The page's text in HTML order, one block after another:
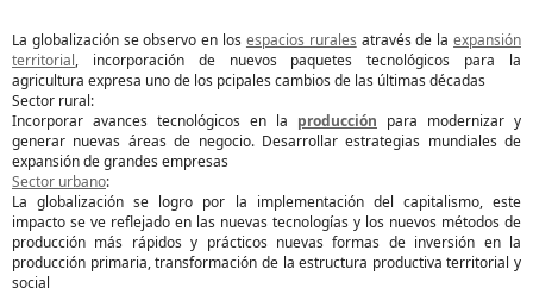
La globalización se observo en los espacios rurales através de laexpansión
territorial, incorporación de nuevos paquetes tecnológicos para la
agricultura expresa uno de los pcipales cambios de las últimas décadas
Sector rural:
Incorporar avances tecnológicos en la producción para modernizar y
generar nuevas áreas de negocio. Desarrollar estrategias mundiales de
expansión de grandes empresas
Sector urbano:
La globalización se logro por la implementación del capitalismo, este
impacto se ve reflejado en las nuevas tecnologías y los nuevos métodos de
producción más rápidos y prácticos nuevas formas de inversión en la
producción primaria, transformación de la estructura productiva territorial y
social